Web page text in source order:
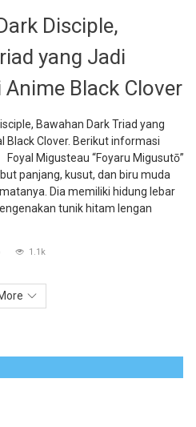
Disciple,
yang Jadi
Black Clover
Bawahan Dark Triad yang
Black Clover. Berikut informasi
Migusteau “Foyaru Migusutō”
panjang, kusut, dan biru muda
Dia memiliki hidung lebar
tunik hitam lengan
1.1k